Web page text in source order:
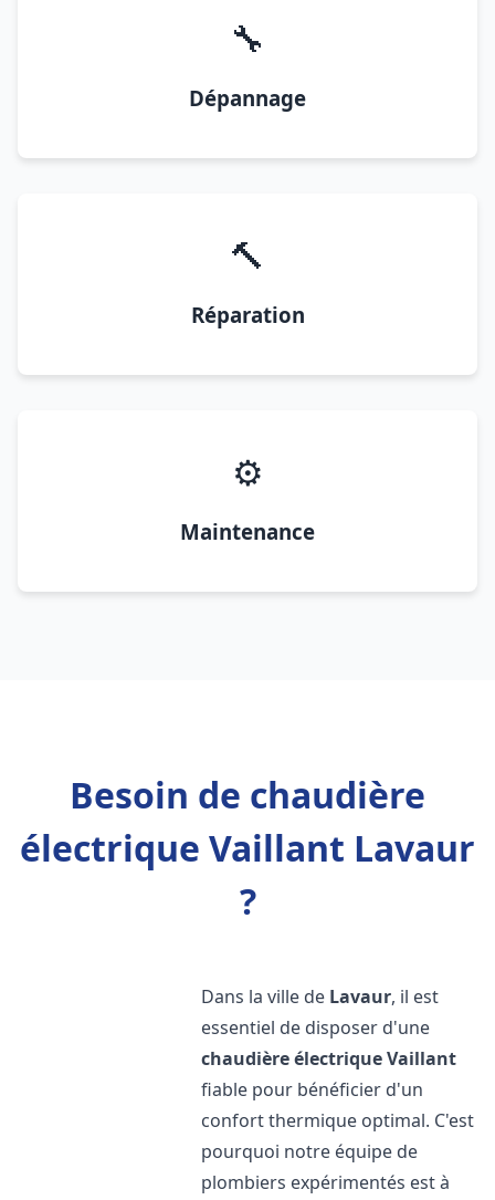
🔧
Dépannage
🔨
Réparation
⚙️
Maintenance
Besoin de chaudière
électrique Vaillant Lavaur
?
Dans la ville de Lavaur, il est
essentiel de disposer d'une
chaudière électrique Vaillant
fiable pour bénéficier d'un
confort thermique optimal. C'est
pourquoi notre équipe de
plombiers expérimentés est à